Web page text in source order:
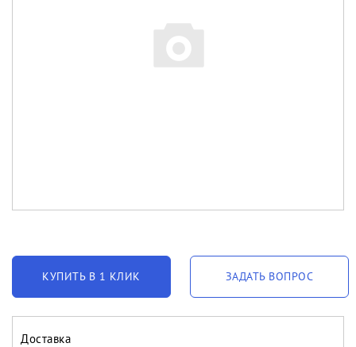
КУПИТЬ В 1 КЛИК ЗАДАТЬ ВОПРОС
Доставка